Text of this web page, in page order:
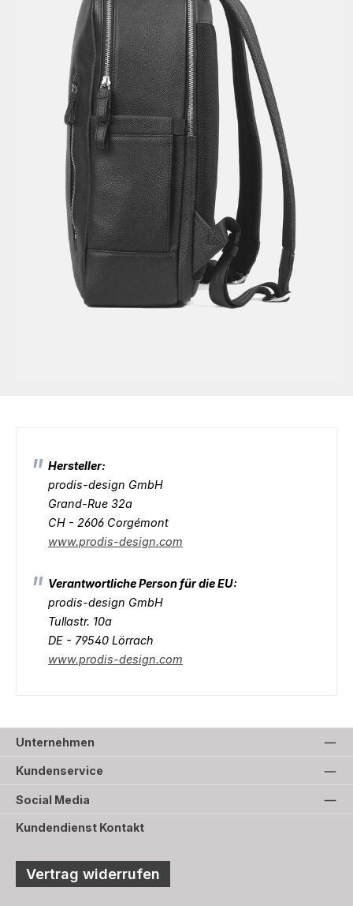
Hersteller:
prodis-design GmbH
Grand-Rue 32a
CH - 2606 Corgémont
www.prodis-design.com
Verantwortliche Person für die EU:
prodis-design GmbH
Tullastr. 10a
DE - 79540 Lörrach
www.prodis-design.com
Unternehmen
Kundenservice
Social Media
Kundendienst Kontakt
Vertrag widerrufen